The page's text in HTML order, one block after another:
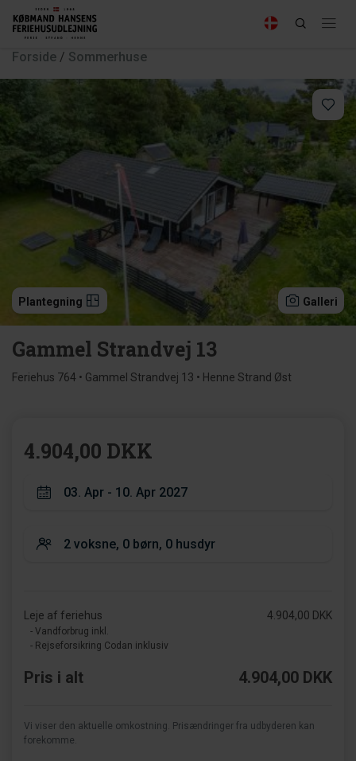
Forside / Sommerhuse
Plantegning Galleri
Gammel Strandvej 13
Feriehus 764 • Gammel Strandvej 13 • Henne Strand Øst
4.904,00 DKK
Leje af feriehus
- Vandforbrug inkl.
- Rejseforsikring Codan inklusiv
4.904,00 DKK
Pris i alt 4.904,00 DKK
Vi viser den aktuelle omkostning. Prisændringer fra udbyderen kan
forekomme.